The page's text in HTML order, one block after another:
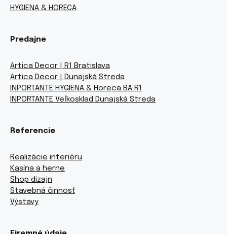
HYGIENA & HORECA
Predajne
Artica Decor | R1 Bratislava
Artica Decor | Dunajská Streda
INPORTANTE HYGIENA & Horeca BA R1
INPORTANTE Veľkosklad Dunajská Streda
Referencie
Realizácie interiéru
Kasína a herne
Shop dizajn
Stavebná činnosť
Výstavy